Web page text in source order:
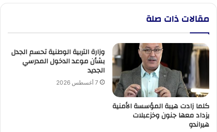
مقالات ذات صلة
كلما زادت هيبة المؤسسة الأمنية
يزداد معها جنون وخزعبلات
هيراندو
وزارة التربية الوطنية تحسم الجدل
بشأن موعد الدخول المدرسي
الجديد
7 أغسطس 2026